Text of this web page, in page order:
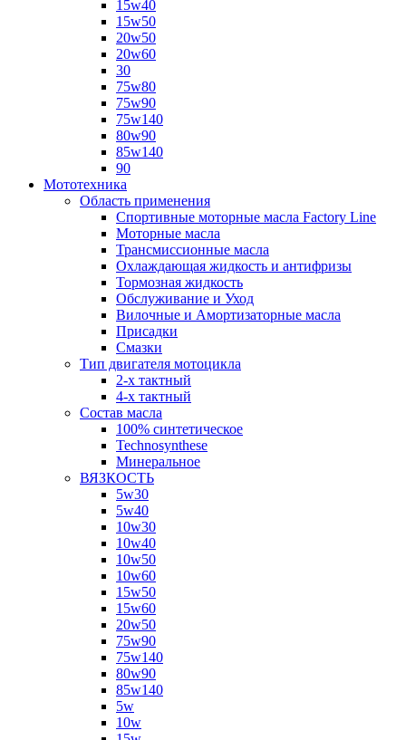
15w40
15w50
20w50
20w60
30
75w80
75w90
75w140
80w90
85w140
90
Мототехника
Область применения
Спортивные моторные масла Factory Line
Моторные масла
Трансмиссионные масла
Охлаждающая жидкость и антифризы
Тормозная жидкость
Обслуживание и Уход
Вилочные и Амортизаторные масла
Присадки
Смазки
Тип двигателя мотоцикла
2-х тактный
4-х тактный
Состав масла
100% синтетическое
Technosynthese
Минеральное
ВЯЗКОСТЬ
5w30
5w40
10w30
10w40
10w50
10w60
15w50
15w60
20w50
75w90
75w140
80w90
85w140
5w
10w